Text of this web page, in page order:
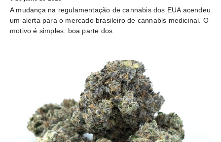
A mudança na regulamentação de cannabis dos EUA acendeu
um alerta para o mercado brasileiro de cannabis medicinal. O
motivo é simples: boa parte dos